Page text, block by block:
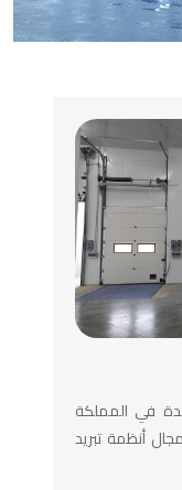
في المملكة
أنظمة تبريد